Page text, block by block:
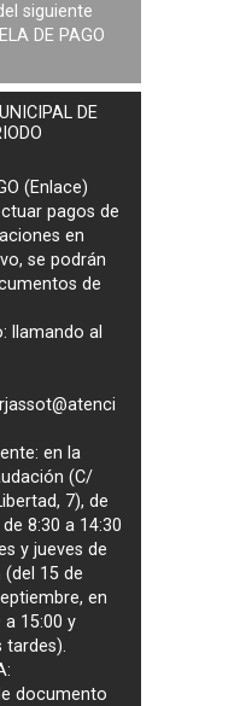
siguiente
DE PAGO
DE
(Enlace)
pagos de
en
, se podrán
de
llamando al
en la
(C/
7), de
8:30 a 14:30
y jueves de
(del 15 de
en
a 15:00 y
tardes).
documento